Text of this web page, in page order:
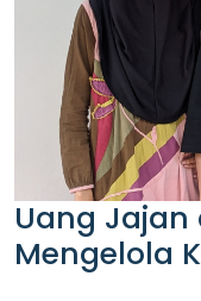
Uang Jajan
Mengelola